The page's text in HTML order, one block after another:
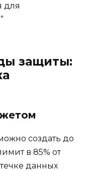
для
защиты:
создать до
в 85% от
данных